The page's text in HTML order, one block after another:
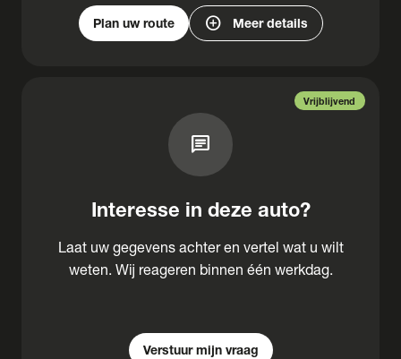
Plan uw route add_circle Meer details
Vrijblijvend
chat
Interesse in deze auto?
Laat uw gegevens achter en vertel wat u wilt
weten. Wij reageren binnen één werkdag.
Verstuur mijn vraag